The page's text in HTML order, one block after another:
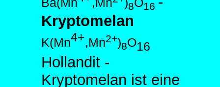
8 16
Kryptomelan
K(Mn4+,Mn2+)8O16
Hollandit -
Kryptomelan ist eine